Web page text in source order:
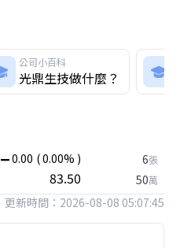
公司小百科
光鼎生技做什麼？
0.00 ( 0.00% )
83.50
6張
50萬
更新時間：2026-08-08 05:07:45